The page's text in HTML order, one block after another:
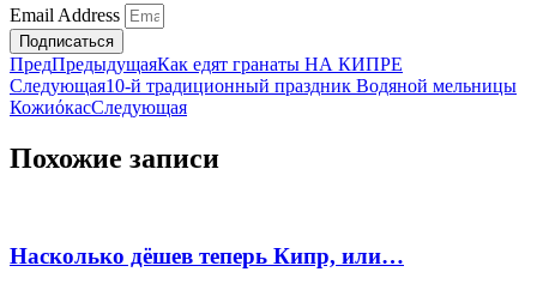
Email Address
Подписаться
ПредПредыдущаяКак едят гранаты НА КИПРЕ
Следующая10-й традиционный праздник Водяной мельницы
КожиόкасСледующая
Похожие записи
Насколько дёшев теперь Кипр, или…